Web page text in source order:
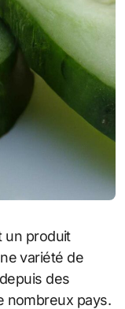
un produit
variété de
des
nombreux pays.